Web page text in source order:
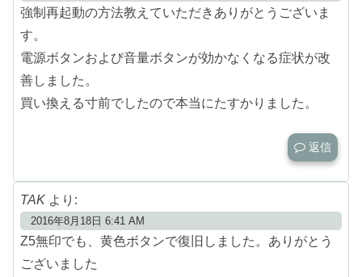
強制再起動の方法教えていただきありがとうございま
す。
電源ボタンおよび音量ボタンが効かなくなる症状が改
善しました。
買い換える寸前でしたので本当にたすかりました。
返信
TAK より:
2016年8月18日 6:41 AM
Z5無印でも、黄色ボタンで復旧しました。ありがとう
ございました